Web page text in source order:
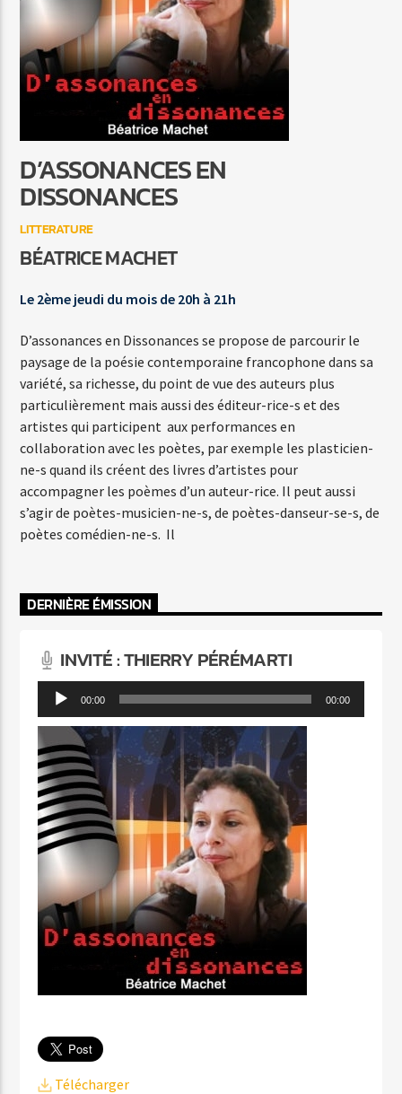
C'EST A QUI LE TOUR
MYLENE FARMER
Agora Côte d’Azur
Agora Menton/Monaco
D’ASSONANCES EN
DISSONANCES
LITTERATURE
BÉATRICE MACHET
Le 2ème jeudi du mois de 20h à 21h
D’assonances en Dissonances se propose de parcourir le
paysage de la poésie contemporaine francophone dans sa
variété, sa richesse, du point de vue des auteurs plus
particulièrement mais aussi des éditeur-rice-s et des
artistes qui participent aux performances en
collaboration avec les poètes, par exemple les plasticien-
ne-s quand ils créent des livres d’artistes pour
accompagner les poèmes d’un auteur-rice. Il peut aussi
s’agir de poètes-musicien-ne-s, de poètes-danseur-se-s, de
poètes comédien-ne-s. Il
DERNIÈRE ÉMISSION
INVITÉ : THIERRY PÉRÉMARTI
Lecteur 00:00 00:00
Télécharger